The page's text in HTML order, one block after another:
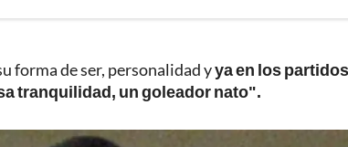
forma de ser, personalidad yya en los
tranquilidad, un goleador nato".